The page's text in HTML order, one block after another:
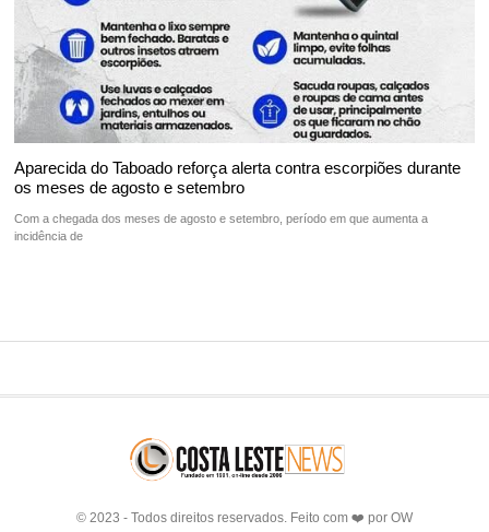
Aparecida do Taboado reforça alerta contra escorpiões durante
os meses de agosto e setembro
Com a chegada dos meses de agosto e setembro, período em que aumenta a
incidência de
© 2023 - Todos direitos reservados. Feito com ❤️ por OW